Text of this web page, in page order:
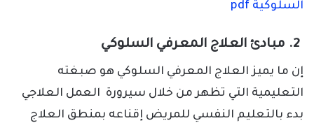
السلوكية pdf
إن ما يميز العلاج المعرفي السلوكي هو صبغته
التعليمية التي تظهر من خلال سيرورة العمل العلاجي
بدء بالتعليم النفسي للمريض إقناعه بمنطق العلاج